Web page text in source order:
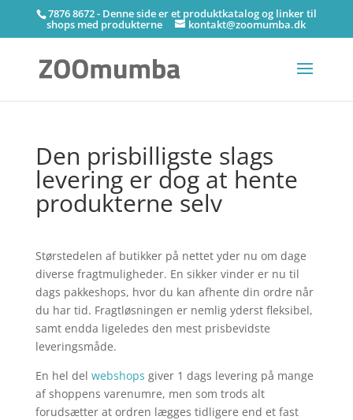
7876 8672 - Denne side er et produktkatalog og linker til
shops med produkterne kontakt@zoomumba.dk
Den prisbilligste slags
levering er dog at hente
produkterne selv
Størstedelen af butikker på nettet yder nu om dage
diverse fragtmuligheder. En sikker vinder er nu til
dags pakkeshops, hvor du kan afhente din ordre når
du har tid. Fragtløsningen er nemlig yderst fleksibel,
samt endda ligeledes den mest prisbevidste
leveringsmåde.
En hel del webshops giver 1 dags levering på mange
af shoppens varenumre, men som trods alt
forudsætter at ordren lægges tidligere end et fast